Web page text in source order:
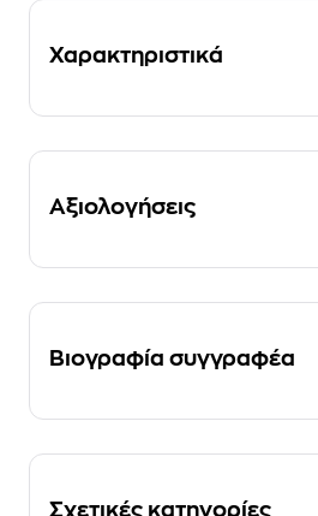
Χαρακτηριστικά
Αξιολογήσεις
Βιογραφία συγγραφέα
Σχετικές κατηγορίες